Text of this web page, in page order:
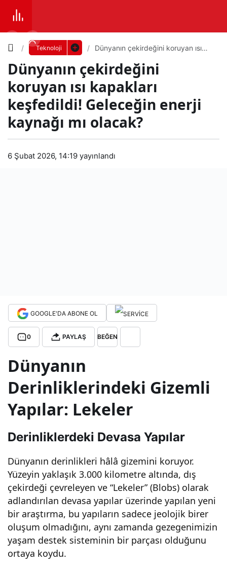
Teknoloji
Dünyanın çekirdeğini koruyan ısı
enerji kaynağı mı olacak?
Dünyanın çekirdeğini
koruyan ısı kapakları
keşfedildi! Geleceğin enerji
kaynağı mı olacak?
6 Şubat 2026, 14:19 yayınlandı
GOOGLE'DA ABONE OL
0 PAYLAŞ BEĞEN
Dünyanın
Derinliklerindeki Gizemli
Yapılar: Lekeler
Derinliklerdeki Devasa Yapılar
Dünyanın derinlikleri hâlâ gizemini koruyor.
Yüzeyin yaklaşık 3.000 kilometre altında, dış
çekirdeği çevreleyen ve “Lekeler” (Blobs) olarak
adlandırılan devasa yapılar üzerinde yapılan yeni
bir araştırma, bu yapıların sadece jeolojik birer
oluşum olmadığını, aynı zamanda gezegenimizin
yaşam destek sisteminin bir parçası olduğunu
ortaya koydu.
Dün
yanı
n
n ısı
akla
rı
keşf
edil
di!
ceği
Yazı
Boyutunu
Ayarla
Küçük 100% Dev